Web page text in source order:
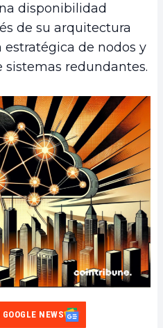
disponibilidad
de su arquitectura
estratégica de nodos y
redundantes.
NEWS